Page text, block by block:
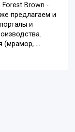
Brown -
предлагаем и
и
(мрамор, ...